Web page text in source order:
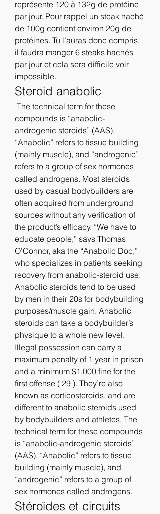
représente 120 à 132g de protéine
par jour. Pour rappel un steak haché
de 100g contient environ 20g de
protéines. Tu l’auras donc compris,
il faudra manger 6 steaks hachés
par jour et cela sera difficile voir
impossible.
Steroid anabolic
compounds is “anabolic-
androgenic steroids” (AAS).
“Anabolic” refers to tissue building
(mainly muscle), and “androgenic”
refers to a group of sex hormones
called androgens. Most steroids
used by casual bodybuilders are
often acquired from underground
sources without any verification of
the product’s efficacy. “We have to
educate people,” says Thomas
O’Connor, aka the “Anabolic Doc,”
who specializes in patients seeking
recovery from anabolic-steroid use.
Anabolic steroids tend to be used
by men in their 20s for bodybuilding
purposes/muscle gain. Anabolic
steroids can take a bodybuilder’s
physique to a whole new level.
Illegal possession can carry a
maximum penalty of 1 year in prison
and a minimum $1,000 fine for the
first offense ( 29 ). They’re also
known as corticosteroids, and are
different to anabolic steroids used
by bodybuilders and athletes. The
technical term for these compounds
is “anabolic-androgenic steroids”
(AAS). “Anabolic” refers to tissue
building (mainly muscle), and
“androgenic” refers to a group of
sex hormones called androgens.
Stéroïdes et circuits